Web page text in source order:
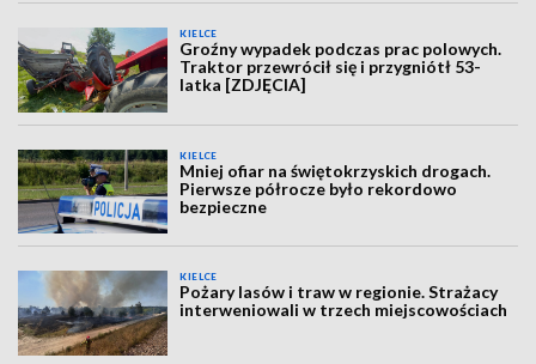
KIELCE
Groźny wypadek podczas prac polowych.
Traktor przewrócił się i przygniótł 53-
latka [ZDJĘCIA]
KIELCE
Mniej ofiar na świętokrzyskich drogach.
Pierwsze półrocze było rekordowo
bezpieczne
KIELCE
Pożary lasów i traw w regionie. Strażacy
interweniowali w trzech miejscowościach